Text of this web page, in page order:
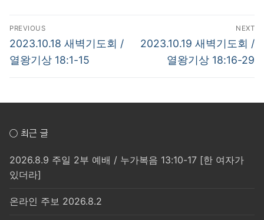
글
탐
색
PREVIOUS
Previous
post:
2023.10.18 새벽기도회 /
열왕기상 18:1-15
NEXT
Next
2023.10.19 새벽기도회 /
열왕기상 18:16-29
○ 최근 글
2026.8.9 주일 2부 예배 / 누가복음 13:10-17 [한 여자가
있더라]
온라인 주보 2026.8.2